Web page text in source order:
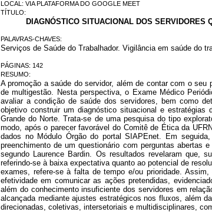
LOCAL: VIA PLATAFORMA DO GOOGLE MEET
TÍTULO:
DIAGNÓSTICO SITUACIONAL DOS
PALAVRAS-CHAVES:
Serviços de Saúde do Trabalhador. Vigilância em saúde do
PÁGINAS: 142
RESUMO:
A promoção a saúde do servidor, além de contar com o
de multigestão. Nesta perspectiva, o Exame Médico
avaliar a condição de saúde dos servidores, bem como
objetivo construir um diagnóstico situacional e
Grande do Norte. Trata-se de uma pesquisa do tipo
modo, após o parecer favorável do Comitê de Ética da
dados no Módulo Órgão do portal SIAPEnet. Em
preenchimento de um questionário com perguntas abertas
segundo Laurence Bardin. Os resultados revelaram que,
referindo-se à baixa expectativa quanto ao potencial de
exames, refere-se à falta de tempo e/ou prioridade.
efetividade em comunicar as ações pretendidas,
além do conhecimento insuficiente dos servidores em
alcançada mediante ajustes estratégicos nos fluxos, além
direcionadas, coletivas, intersetoriais e multidisciplinares,